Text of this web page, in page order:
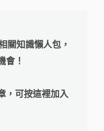
關知識懶人包，
會！
，可按這裡加入